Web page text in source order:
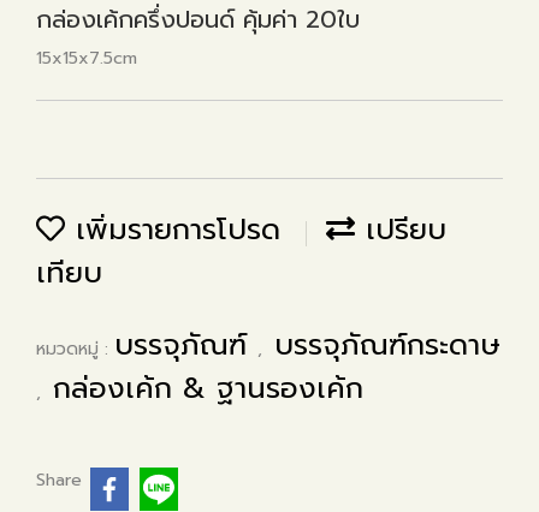
กล่องเค้กครึ่งปอนด์ คุ้มค่า 20ใบ
15x15x7.5cm
เพิ่มรายการโปรด
เปรียบ
เทียบ
หมวดหมู่ : บรรจุภัณฑ์ , บรรจุภัณฑ์กระดาษ
, กล่องเค้ก & ฐานรองเค้ก
Share